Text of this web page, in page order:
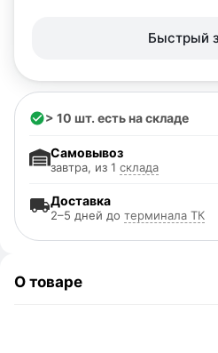
Быстрый
> 10 шт. есть на складе
Доставка
2–5 дней до терминала ТК
Самовывоз
завтра, из 1 склада
О товаре